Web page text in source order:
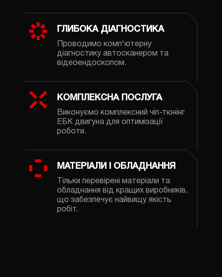
ГЛИБОКА ДІАГНОСТИКА
Проводимо комп'ютерну
діагностику автосканером та
відеоендоскопом.
КОМПЛЕКСНА ПОСЛУГА
Виконуємо комплексний чіп-тюнінг
ЕБК двигуна для оптимізації
роботи.
МАТЕРІАЛИ І ОБЛАДНАННЯ
Тільки перевірені матеріали та
обладнання від кращих виробників,
що забезпечує найвищу якість
робіт.